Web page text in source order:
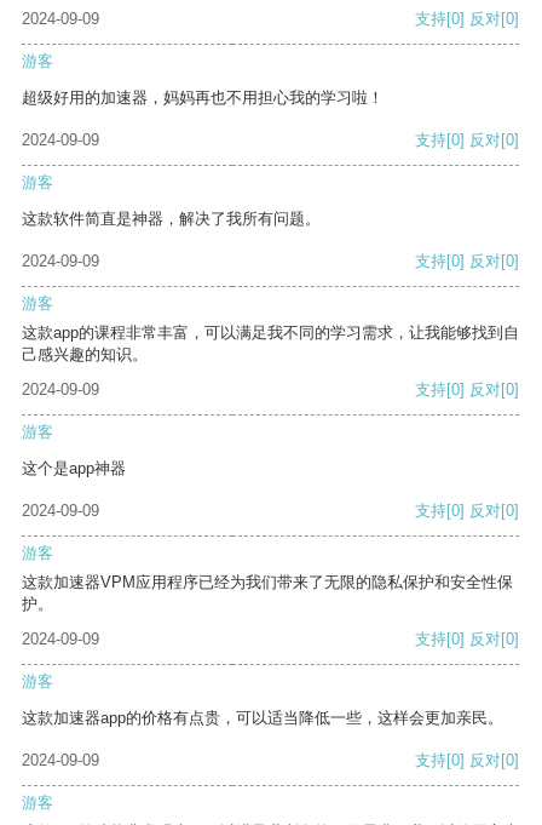
2024-09-09 支持[0] 反对[0]
游客
超级好用的加速器，妈妈再也不用担心我的学习啦！
2024-09-09 支持[0] 反对[0]
游客
这款软件简直是神器，解决了我所有问题。
2024-09-09 支持[0] 反对[0]
游客
这款app的课程非常丰富，可以满足我不同的学习需求，让我能够找到自
己感兴趣的知识。
2024-09-09
支持[0] 反对[0]
游客
这个是app神器
2024-09-09 支持[0] 反对[0]
游客
这款加速器VPM应用程序已经为我们带来了无限的隐私保护和安全性保
护。
2024-09-09
支持[0] 反对[0]
游客
这款加速器app的价格有点贵，可以适当降低一些，这样会更加亲民。
2024-09-09 支持[0] 反对[0]
游客